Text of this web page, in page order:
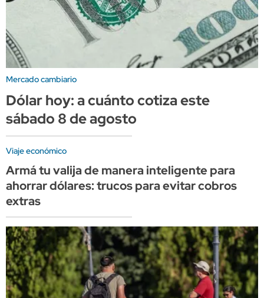
Mercado cambiario
Dólar hoy: a cuánto cotiza este
sábado 8 de agosto
Viaje económico
Armá tu valija de manera inteligente para
ahorrar dólares: trucos para evitar cobros
extras